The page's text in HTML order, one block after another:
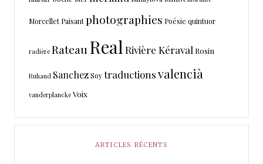
Morcellet Paisantphotographies Poésie quintuor
radière Rateau Real Rivière Kéraval Rosin
Ruhaud SanchezSoytraductionsvalencià
vanderplancke Voix
ARTICLES RÉCENTS